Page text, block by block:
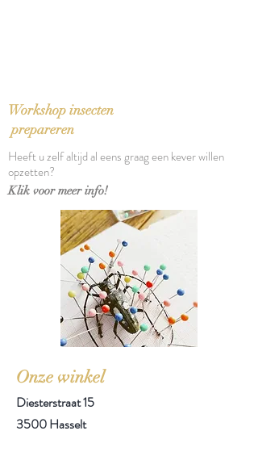
Workshop insecten
prepareren
Heeft u zelf altijd al eens graag een kever willen
opzetten?
Klik voor meer info!
Onze winkel
Diesterstraat 15
3500 Hasselt